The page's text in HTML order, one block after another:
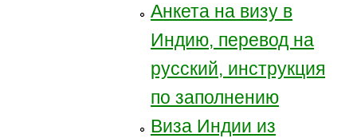
Анкета на визу в
Индию, перевод на
русский, инструкция
по заполнению
Виза Индии из